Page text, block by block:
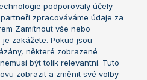
Wimbledon
US Open
Turnaj mistrů
Turnaj mistryň
podporovaly účely
zpracováváme údaje za
Zamítnout vše nebo
zakážete. Pokud jsou
některé zobrazené
být tolik relevantní. Tuto
zobrazit a změnit své volby